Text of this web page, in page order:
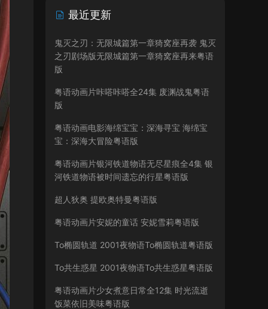
最近更新
鬼灭之刃：无限城篇第一章猗窝座再袭 鬼灭
之刃剧场版无限城篇第一章猗窝座再来粤语
版
粤语动画片咔嗒咔嗒全24集 废渊战鬼粤语
版
粤语动画电影海绵宝宝：深海寻宝 海绵宝
宝：深海大冒险粤语版
粤语动画片银河铁道物语无尽星痕全4集 银
河铁道物语被时间遗忘的行星粤语版
超人狄奥 提欧奥特曼粤语版
粤语动画片安妮的童话 安妮雪莉粤语版
To椭圆轨道 2001夜物语To椭圆轨道粤语版
To共生惑星 2001夜物语To共生惑星粤语版
粤语动画片少女煮意日常全12集 时光流逝
饭菜依旧美味粤语版